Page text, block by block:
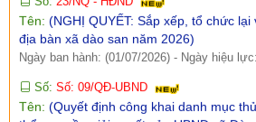
địa bàn xã dào san năm 2026)
Ngày ban hành: (01/07/2026) -Ngày hiệu
Số:Số: 09/QĐ-UBND
thẩm quyền giải quyết của UBND xã Dào
Ngày ban hành: (15/04/2026) -Ngày hiệu